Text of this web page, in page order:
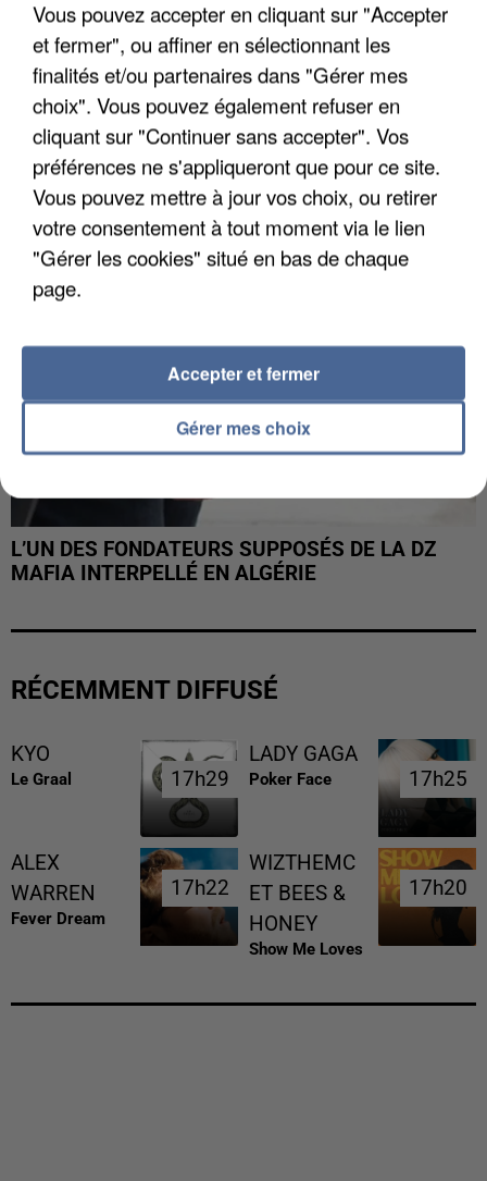
APRÈS TOUTES CES CANICULES, LES REFUGES
DE FAUNE SAUVAGE SONT...
L’UN DES FONDATEURS SUPPOSÉS DE LA DZ
MAFIA INTERPELLÉ EN ALGÉRIE
RÉCEMMENT DIFFUSÉ
KYO
Le Graal 17h29
17h29
LADY GAGA
Poker Face 17h25
17h25
ALEX
WARREN
Fever Dream
17h22
17h22
WIZTHEMC
ET BEES &
HONEY
Show Me Loves
17h20
17h20
Vous pouvez accepter en cliquant sur "Accepter
et fermer", ou affiner en sélectionnant les
finalités et/ou partenaires dans "Gérer mes
choix". Vous pouvez également refuser en
cliquant sur "Continuer sans accepter". Vos
préférences ne s'appliqueront que pour ce site.
Vous pouvez mettre à jour vos choix, ou retirer
votre consentement à tout moment via le lien
"Gérer les cookies" situé en bas de chaque
page.
Gérer mes choix
Accepter et fermer